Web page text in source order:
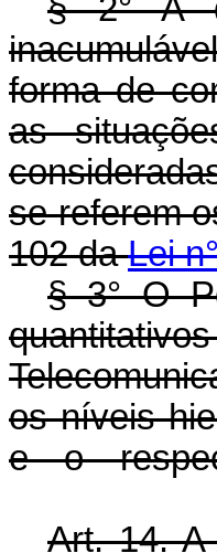
§ 2° A
forma de
as
se referem
102 daLei
§ 3° O
os níveis
e o
Art. 14. A